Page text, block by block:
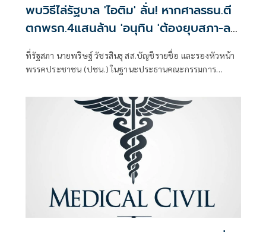
พบวิธีไล่รัฐบาล 'ไอติม' ลั่น! หากศาลรธน.ตี
ตกพรก.4แสนล้าน 'อนุทิน 'ต้องยุบสภา-ลา
ออก
ที่รัฐสภา นายพริษฐ์ วัชรสินธุ สส.บัญชีรายชื่อ และรองหัวหน้า
พรรคประชาชน (ปชน.) ในฐานะประธานคณะกรรมการ